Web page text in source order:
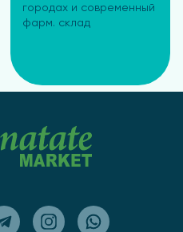
городах и современный
фарм. склад